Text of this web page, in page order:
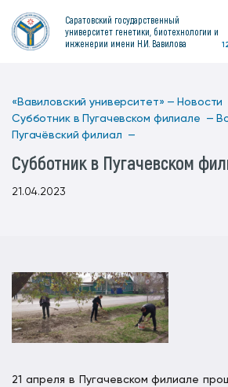
Саратовский государственный
университет генетики, биотехнологии и
инженерии имени Н.И. Вавилова
«Вавиловский университет» — Новости
Субботник в Пугачевском филиале —
Пугачёвский филиал —
Субботник в Пугачевском
21.04.2023
21 апреля в Пугачевском филиале